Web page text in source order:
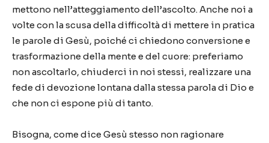
mettono nell’atteggiamento dell’ascolto. Anche noi a
volte con la scusa della difficoltà di mettere in pratica
le parole di Gesù, poiché ci chiedono conversione e
trasformazione della mente e del cuore: preferiamo
non ascoltarlo, chiuderci in noi stessi, realizzare una
fede di devozione lontana dalla stessa parola di Dio e
che non ci espone più di tanto.
Bisogna, come dice Gesù stesso non ragionare